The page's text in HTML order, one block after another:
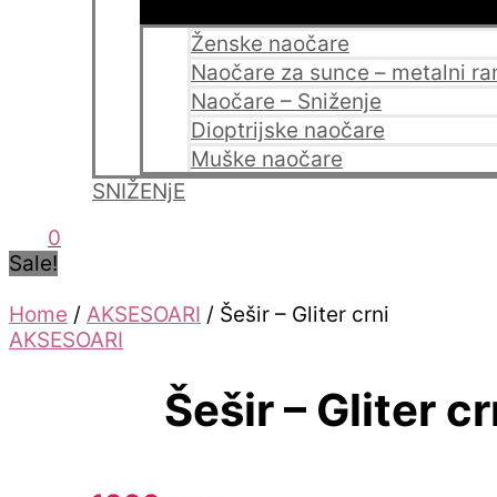
Ženske naočare
Naočare za sunce – metalni
Naočare – Sniženje
Dioptrijske naočare
Muške naočare
SNIŽENjE
0
Sale!
Home / AKSESOARI / Šešir – Gliter crni
AKSESOARI
Šešir – Gliter